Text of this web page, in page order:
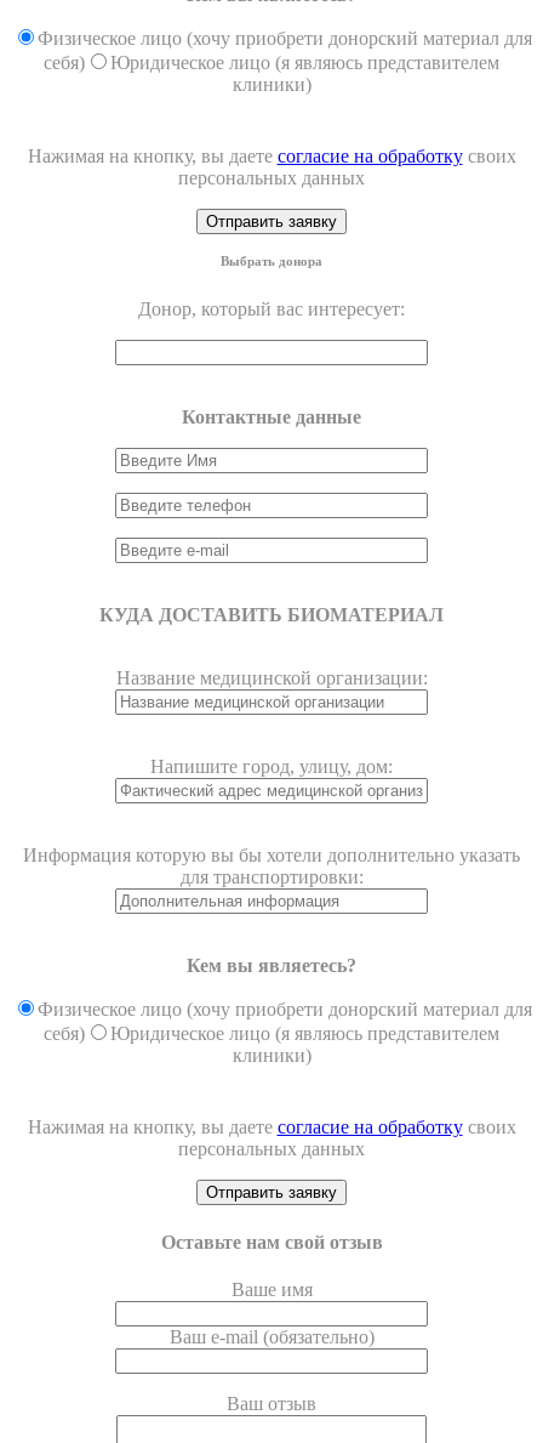
Физическое лицо (хочу приобрети донорский материал для
себя)
Юридическое лицо (я являюсь представителем
клиники)
Нажимая на кнопку, вы даете согласие на обработкусвоих
персональных данных
Выбрать донора
Донор, который вас интересует:
Контактные данные
КУДА ДОСТАВИТЬ БИОМАТЕРИАЛ
Название медицинской организации:
Напишите город, улицу, дом:
Информация которую вы бы хотели дополнительно указать
для транспортировки:
Кем вы являетесь?
Физическое лицо (хочу приобрети донорский материал для
себя)
Юридическое лицо (я являюсь представителем
клиники)
Нажимая на кнопку, вы даете согласие на обработкусвоих
персональных данных
Оставьте нам свой отзыв
Ваше имя
Ваш e-mail (обязательно)
Ваш отзыв